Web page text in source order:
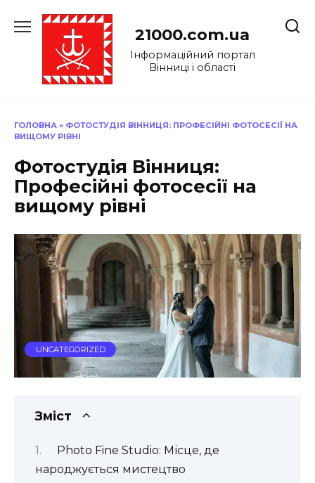
до
21000.com.ua
Інформаційний портал
Вінниці і області
ГОЛОВНА » ФОТОСТУДІЯ ВІННИЦЯ: ПРОФЕСІЙНІ ФОТОСЕСІЇ НА
ВИЩОМУ РІВНІ
Фотостудія Вінниця:
Професійні фотосесії на
вищому рівні
UNCATEGORIZED
Зміст
Photo Fine Studio: Місце, де
народжується мистецтво